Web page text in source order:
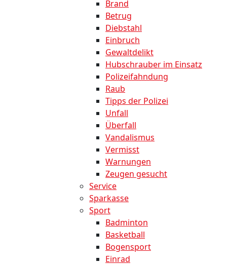
Brand
Betrug
Diebstahl
Einbruch
Gewaltdelikt
Hubschrauber im Einsatz
Polizeifahndung
Raub
Tipps der Polizei
Unfall
Überfall
Vandalismus
Vermisst
Warnungen
Zeugen gesucht
Service
Sparkasse
Sport
Badminton
Basketball
Bogensport
Einrad